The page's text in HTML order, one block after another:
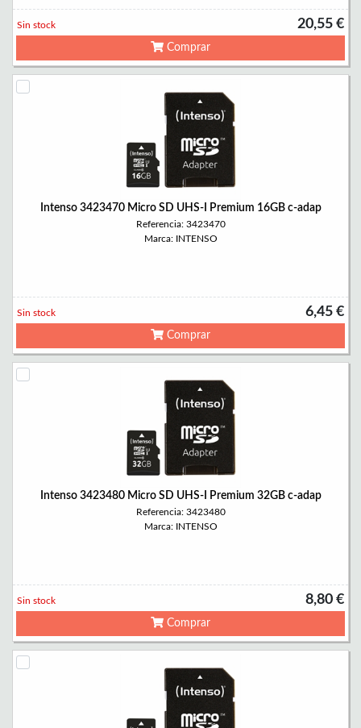
20,55 €
Sin stock
Comprar
Intenso 3423470 Micro SD UHS-I Premium 16GB c-adap
Referencia: 3423470
Marca: INTENSO
6,45 €
Sin stock
Comprar
Intenso 3423480 Micro SD UHS-I Premium 32GB c-adap
Referencia: 3423480
Marca: INTENSO
8,80 €
Sin stock
Comprar